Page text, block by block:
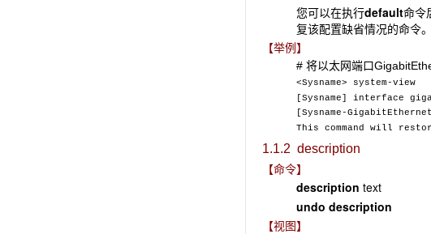
您可以在执行default命令
复该配置缺省情况的命令
【举例】
# 将以太网端口
<Sysname> system-view
[Sysname] interface
[Sysname-
This command will
1.1.2 description
【命令】
description text
undo description
【视图】